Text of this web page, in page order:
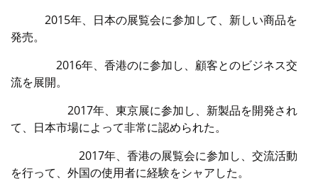
2015年、日本の展覧会に参加して、新しい商品を
発売。
2016年、香港のに参加し、顧客とのビジネス交
流を展開。
2017年、東京展に参加し、新製品を開発され
て、日本市場によって非常に認められた。
2017年、香港の展覧会に参加し、交流活動
を行って、外国の使用者に経験をシャアした。